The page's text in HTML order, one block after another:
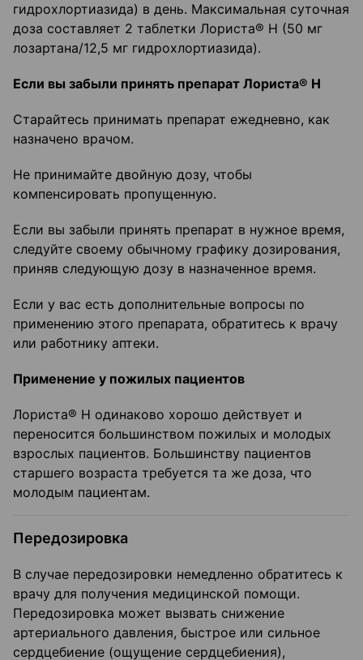
гидрохлортиазида) в день. Максимальная суточная
доза составляет 2 таблетки Лориста® Н (50 мг
лозартана/12,5 мг гидрохлортиазида).
Если вы забыли принять препарат Лориста® Н
Старайтесь принимать препарат ежедневно, как
назначено врачом.
Не принимайте двойную дозу, чтобы
компенсировать пропущенную.
Если вы забыли принять препарат в нужное время,
следуйте своему обычному графику дозирования,
приняв следующую дозу в назначенное время.
Если у вас есть дополнительные вопросы по
применению этого препарата, обратитесь к врачу
или работнику аптеки.
Применение у пожилых пациентов
Лориста® Н одинаково хорошо действует и
переносится большинством пожилых и молодых
взрослых пациентов. Большинству пациентов
старшего возраста требуется та же доза, что
молодым пациентам.
Передозировка
В случае передозировки немедленно обратитесь к
врачу для получения медицинской помощи.
Передозировка может вызвать снижение
артериального давления, быстрое или сильное
сердцебиение (ощущение сердцебиения),